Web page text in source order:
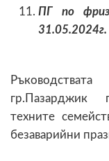
ПГ по
31.05.2024г.
гр.Пазарджик
техните
безаварийни